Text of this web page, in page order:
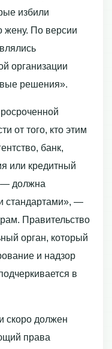
избили
жену. По версии
организации
решения».
от того, кто этим
банк,
или кредитный
— должна
стандартами», —
Правительство
орган, который
и надзор
в
скоро должен
права